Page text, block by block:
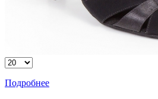
Подробнее